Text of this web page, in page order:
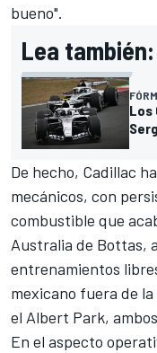
bueno".
Lea también:
Los
De hecho, Cadillac
mecánicos, con
combustible que
Australia de Bottas,
entrenamientos
mexicano fuera de
el Albert Park,
En el aspecto